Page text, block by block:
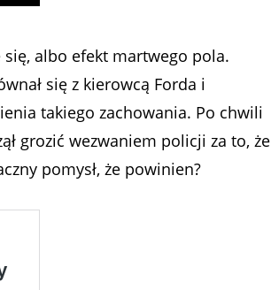
się, albo efekt martwego pola.
się z kierowcą Forda i
takiego zachowania. Po chwili
grozić wezwaniem policji za to, że
pomysł, że powinien?